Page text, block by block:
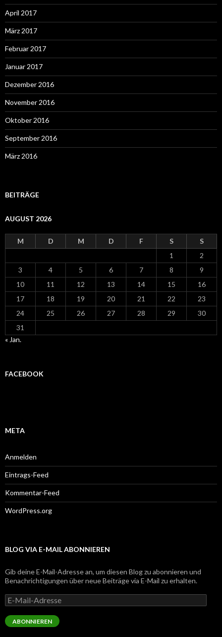
April 2017
März 2017
Februar 2017
Januar 2017
Dezember 2016
November 2016
Oktober 2016
September 2016
März 2016
BEITRÄGE
AUGUST 2026
M D M D F S
S
1
2
3
4 5 6 7 8
9
10
11 12 13 14 15
16
17
18 19 20 21 22
23
24
25 26 27 28 29
30
31
« Jan.
FACEBOOK
META
Anmelden
Eintrags-Feed
Kommentar-Feed
WordPress.org
BLOG VIA E-MAIL ABONNIEREN
Gib deine E-Mail-Adresse an, um diesen Blog zu abonnieren und
Benachrichtigungen über neue Beiträge via E-Mail zu erhalten.
E-
Mail-
Adresse
ABONNIEREN